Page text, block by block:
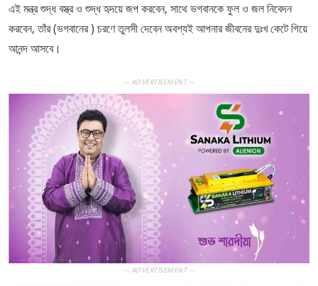
এই মন্ত্র শুদ্ধ বস্ত্র ও শুদ্ধ হৃদয়ে জপ করবেন, সাথে ভগবানকে ফুল ও জল নিবেদন
করবেন, তাঁর (ভগবানের ) চরণে তুলসী দেবেন অবশ্যই আপনার জীবনের দুঃখ কেটে গিয়ে
আনন্দ আসবে।
— ADVERTISEMENT —
— ADVERTISEMENT —